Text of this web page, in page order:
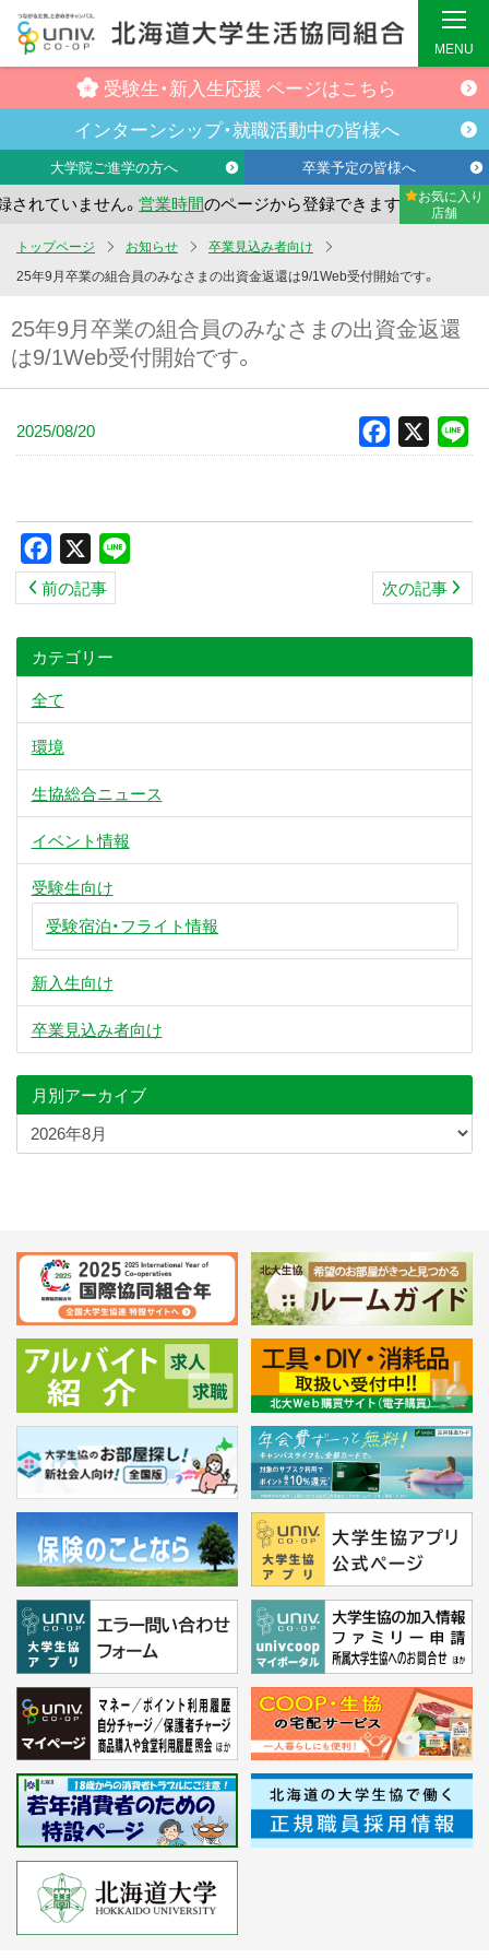
コ
ン
テ
受験生・新入生応援 ページはこちら
インターンシップ・就職活動中の皆様へ
大学院ご進学の方へ 卒業予定の皆様へ
ていません。営業時間のページから登録できます。 まだ
お気に入り
店舗
MENU
トップページ お知らせ
卒業見込み者向け
25年9月卒業の組合員のみなさまの出資金返還は9/1Web受付開始です。
25年9月卒業の組合員のみなさまの出資金返還
は9/1Web受付開始です。
2025/08/20 Facebook
Facebook
前の記事 次の記事
カテゴリー
全て
環境
生協総合ニュース
イベント情報
受験生向け
受験宿泊・フライト情報
新入生向け
卒業見込み者向け
月別アーカイブ